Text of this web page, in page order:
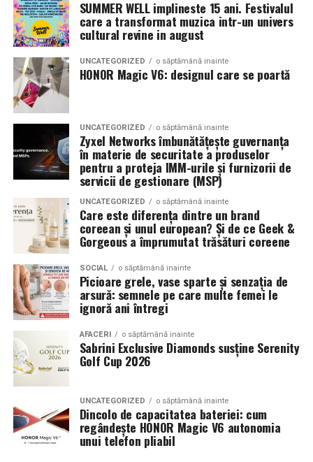
Romanita Events continuă astfel să fie o gazdă
importantă a momentelor speciale din Maramureș,
combinând experiența organizatorică cu capacitatea de
a transforma fiecare eveniment într-o amintire
deosebită pentru participanți.
latimea si aspectul flancului pot schimba complet felul
in care masina sta pe roti. O alegere inspirata poate
accentua liniile caroseriei si poate oferi un look
echilibrat, in timp ce o alegere gresita poate strica
proportiile, chiar daca restul masinii este bine realizat.
Anvelopele ca element vizual la show-uri auto
La evenimentele auto din Cluj, anvelopele nu sunt doar
componente functionale, ci si elemente vizuale. Publicul
si fotografii surprind adesea detalii precum modul in
care roata umple aripa, distanta fata de caroserie si
aspectul general al ansamblului roata-janta.
Anvelopele curate, cu dimensiuni corecte si uzura
uniforma, contribuie la imaginea profesionala a unei
masini de show. In multe cazuri, acestea completeaza
jantele si intaresc conceptul ales de proprietar, fie ca
vorbim despre un stil elegant, sportiv sau minimalist.
Echilibrul dintre estetica si utilizare reala
Un aspect specific evenimentelor auto din Cluj este
prezenta multor masini care nu sunt doar proiecte de
show, ci si vehicule utilizate zilnic. Proprietarii acestora
cauta solutii care sa le permita sa participe la
evenimente fara a sacrifica complet confortul sau
siguranta pe drumurile publice.
SUMMER WELL implineste 15 ani. Festivalul
care a transformat muzica intr-un univers
cultural revine in august
UNCATEGORIZED o săptămână inainte
HONOR Magic V6: designul care se poartă
UNCATEGORIZED o săptămână inainte
Zyxel Networks îmbunătățește guvernanța
în materie de securitate a produselor
pentru a proteja IMM-urile și furnizorii de
servicii de gestionare (MSP)
UNCATEGORIZED o săptămână inainte
Care este diferența dintre un brand
coreean și unul european? Și de ce Geek &
Gorgeous a împrumutat trăsături coreene
SOCIAL o săptămână inainte
Picioare grele, vase sparte și senzația de
arsură: semnele pe care multe femei le
ignoră ani întregi
AFACERI o săptămână inainte
Sabrini Exclusive Diamonds susține Serenity
Golf Cup 2026
UNCATEGORIZED o săptămână inainte
Dincolo de capacitatea bateriei: cum
regândește HONOR Magic V6 autonomia
unui telefon pliabil